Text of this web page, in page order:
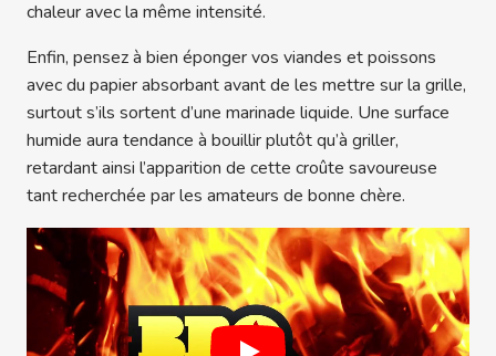
chaleur avec la même intensité.
Enfin, pensez à bien éponger vos viandes et poissons
avec du papier absorbant avant de les mettre sur la grille,
surtout s’ils sortent d’une marinade liquide. Une surface
humide aura tendance à bouillir plutôt qu’à griller,
retardant ainsi l’apparition de cette croûte savoureuse
tant recherchée par les amateurs de bonne chère.